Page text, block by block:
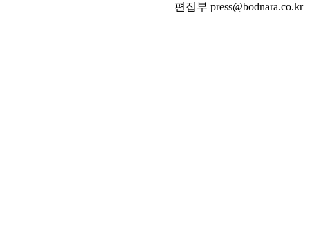
편집부 press@bodnara.co.kr